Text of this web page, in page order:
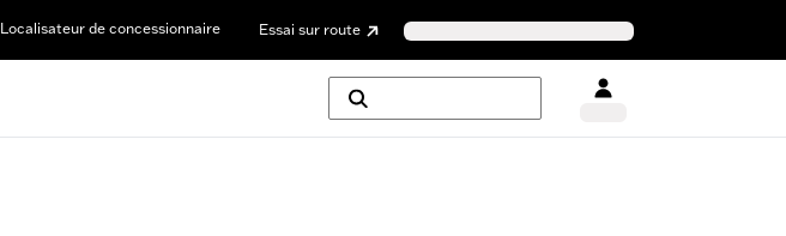
Localisateur de concessionnaire Essai sur route